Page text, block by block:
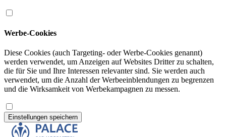
Werbe-Cookies
Diese Cookies (auch Targeting- oder Werbe-Cookies genannt)
werden verwendet, um Anzeigen auf Websites Dritter zu schalten,
die für Sie und Ihre Interessen relevanter sind. Sie werden auch
verwendet, um die Anzahl der Werbeeinblendungen zu begrenzen
und die Wirksamkeit von Werbekampagnen zu messen.
Einstellungen speichern